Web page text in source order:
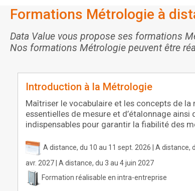
Formations Métrologie à
Data Value vous propose ses formations
Nos formations Métrologie peuvent être
Introduction à la Métrologie
Maîtriser le vocabulaire et les concepts de
essentielles de mesure et d’étalonnage
indispensables pour garantir la fiabilité des
A distance, du 10 au 11 sept. 2026 | A distance,
avr. 2027 | A distance, du 3 au 4 juin 2027
Formation réalisable en intra-entreprise